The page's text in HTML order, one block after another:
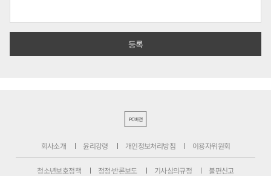
PC버전
회사소개 윤리강령 개인정보처리방침 이용자위원회
청소년보호정책 정정·반론보도 기사심의규정 불편신고